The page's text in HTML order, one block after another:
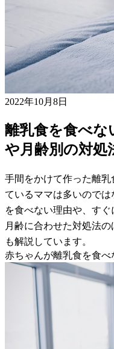
2022年10月8日
離乳食を食べな
や月齢別の対処
手間をかけて作った離
ているママは多いので
を食べない理由や、すぐ
月齢に合わせた対処法
も解説しています。
赤ちゃんが離乳食を食べ